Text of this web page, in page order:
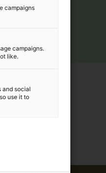
campaigns
campaigns.
like.
and social
use it to